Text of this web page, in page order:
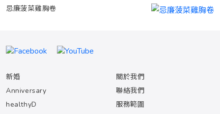
忌廉菠菜雞胸卷
新婚
Anniversary
healthyD
關於我們
聯絡我們
服務範圍